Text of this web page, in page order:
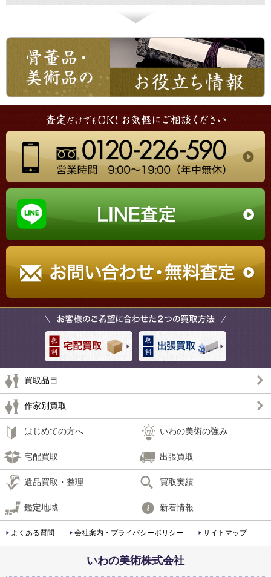
買取品目
作家別買取
はじめての方へ いわの美術の強み
宅配買取 出張買取
遺品買取・整理 買取実績
鑑定地域 新着情報
よくある質問 会社案内・プライバシーポリシー サイトマップ
いわの美術株式会社